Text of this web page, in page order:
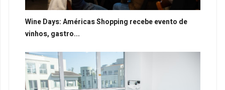
Wine Days: Américas Shopping recebe evento de
vinhos, gastro...